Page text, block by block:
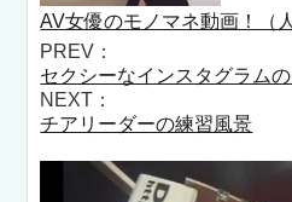
AV女優のモノマネ動画！（
PREV：
セクシーなインスタグラム
NEXT：
チアリーダーの練習風景